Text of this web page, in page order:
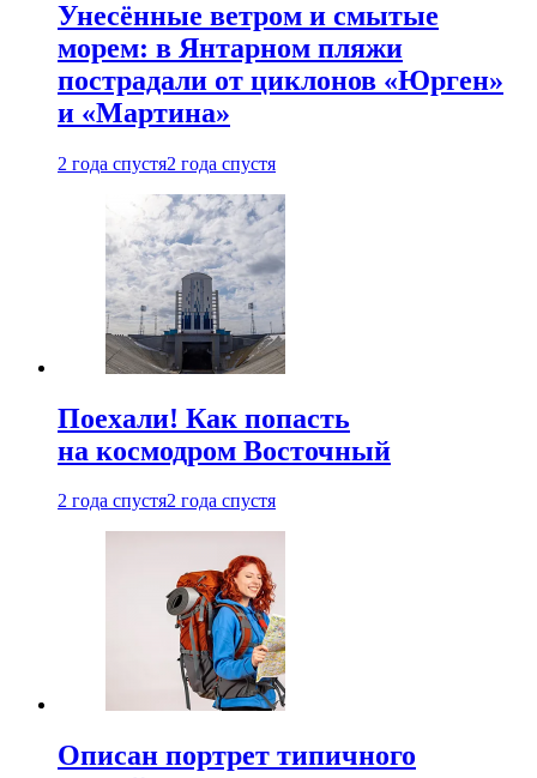
Унесённые ветром и смытые
морем: в Янтарном пляжи
пострадали от циклонов «Юрген»
и «Мартина»
2 года спустя2 года спустя
Поехали! Как попасть
на космодром Восточный
2 года спустя2 года спустя
Описан портрет типичного